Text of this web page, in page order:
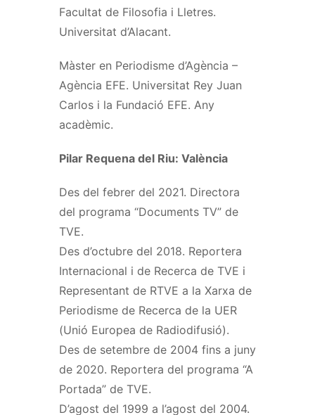
Facultat de Filosofia i Lletres.
Universitat d’Alacant.
Màster en Periodisme d’Agència –
Agència EFE. Universitat Rey Juan
Carlos i la Fundació EFE. Any
acadèmic.
Pilar Requena del Riu: València
Des del febrer del 2021. Directora
del programa “Documents TV” de
TVE.
Des d’octubre del 2018. Reportera
Internacional i de Recerca de TVE i
Representant de RTVE a la Xarxa de
Periodisme de Recerca de la UER
(Unió Europea de Radiodifusió).
Des de setembre de 2004 fins a juny
de 2020. Reportera del programa “A
Portada” de TVE.
D’agost del 1999 a l’agost del 2004.